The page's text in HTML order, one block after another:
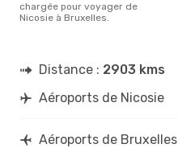
chargée pour voyager de
Nicosie à Bruxelles.
Distance : 2903 kms
Aéroports de Nicosie
Aéroports de Bruxelles